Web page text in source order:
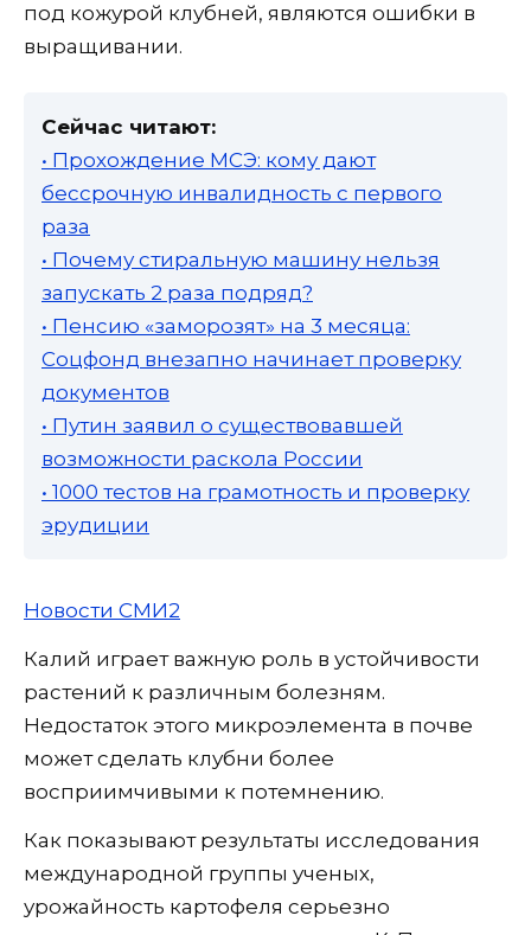
под кожурой клубней, являются ошибки в
выращивании.
Сейчас читают:
• Прохождение МСЭ: кому дают
бессрочную инвалидность с первого
раза
• Почему стиральную машину нельзя
запускать 2 раза подряд?
• Пенсию «заморозят» на 3 месяца:
Соцфонд внезапно начинает проверку
документов
• Путин заявил о существовавшей
возможности раскола России
• 1000 тестов на грамотность и проверку
эрудиции
Новости СМИ2
Калий играет важную роль в устойчивости
растений к различным болезням.
Недостаток этого микроэлемента в почве
может сделать клубни более
восприимчивыми к потемнению.
Как показывают результаты исследования
международной группы ученых,
урожайность картофеля серьезно